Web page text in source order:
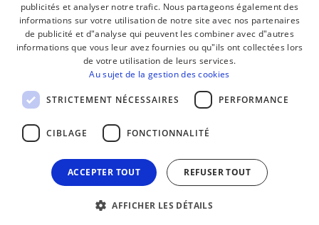
MENTIONS LÉGALES
BASQUE
FRENCH
publicités et analyser notre trafic. Nous partageons également des
informations sur votre utilisation de notre site avec nos partenaires
de publicité et d"analyse qui peuvent les combiner avec d"autres
informations que vous leur avez fournies ou qu"ils ont collectées lors
de votre utilisation de leurs services.
Au sujet de la gestion des cookies
STRICTEMENT NÉCESSAIRES PERFORMANCE
CIBLAGE FONCTIONNALITÉ
ACCEPTER TOUT REFUSER TOUT
AFFICHER LES DÉTAILS